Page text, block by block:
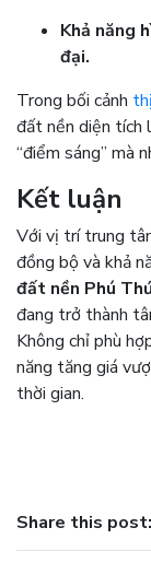
Khả năng
đại.
Trong bối cảnh
đất nền diện tích
“điểm sáng” mà
Kết luận
Với vị trí trung
đồng bộ và khả
đất nền Phú
đang trở thành
Không chỉ phù
năng tăng giá
thời gian.
Share this post: